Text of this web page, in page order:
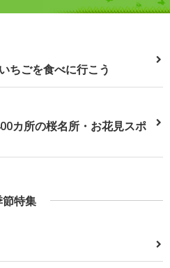
ちごを食べに行こう
カ所の桜名所・お花見スポ
節特集